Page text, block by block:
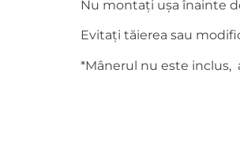
Nu montați ușa înainte
Evitați tăierea sau
*Mânerul nu este inclus,